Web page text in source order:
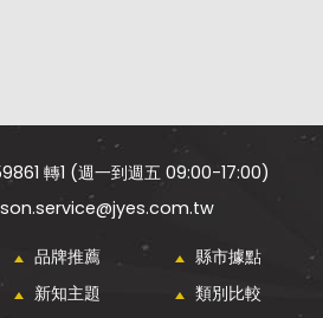
轉1 (週一到週五 09:00-17:00)
品牌推薦
縣市據點
新知主題 類別比較